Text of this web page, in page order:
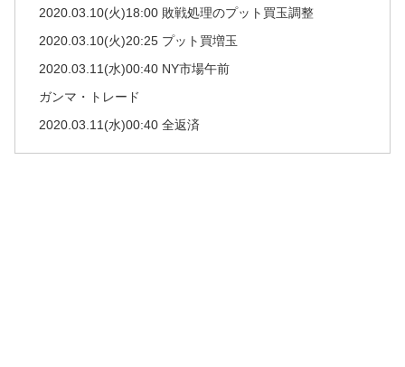
2020.03.10(火)18:00 敗戦処理のプット買玉調整
2020.03.10(火)20:25 プット買増玉
2020.03.11(水)00:40 NY市場午前
ガンマ・トレード
2020.03.11(水)00:40 全返済